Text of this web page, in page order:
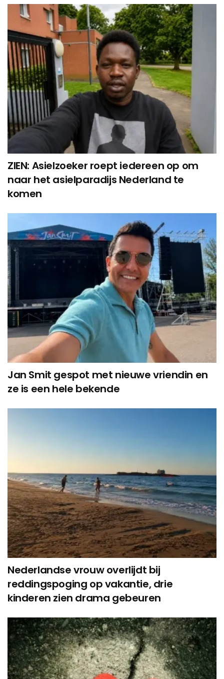
ZIEN: Asielzoeker roept iedereen op om
naar het asielparadijs Nederland te
komen
Jan Smit gespot met nieuwe vriendin en
ze is een hele bekende
Nederlandse vrouw overlijdt bij
reddingspoging op vakantie, drie
kinderen zien drama gebeuren